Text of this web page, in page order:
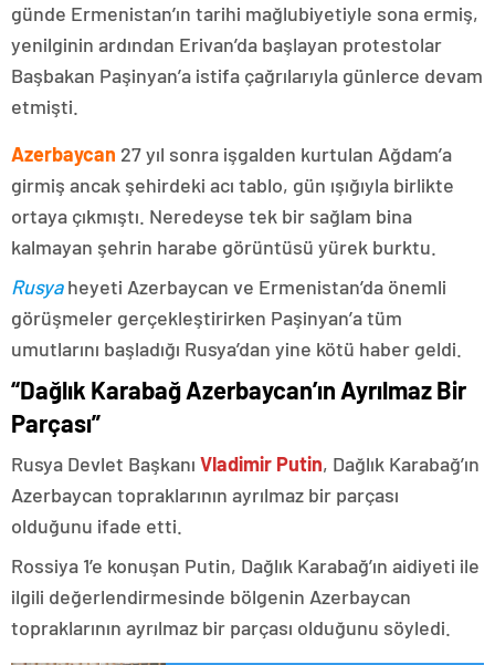
günde Ermenistan’ın tarihi mağlubiyetiyle sona ermiş,
yenilginin ardından Erivan’da başlayan protestolar
Başbakan Paşinyan’a istifa çağrılarıyla günlerce devam
etmişti.
Azerbaycan 27 yıl sonra işgalden kurtulan Ağdam’a
girmiş ancak şehirdeki acı tablo, gün ışığıyla birlikte
ortaya çıkmıştı. Neredeyse tek bir sağlam bina
kalmayan şehrin harabe görüntüsü yürek burktu.
Rusyaheyeti Azerbaycan ve Ermenistan’da önemli
görüşmeler gerçekleştirirken Paşinyan’a tüm
umutlarını başladığı Rusya’dan yine kötü haber geldi.
“Dağlık Karabağ Azerbaycan’ın Ayrılmaz Bir
Parçası”
Rusya Devlet Başkanı Vladimir Putin, Dağlık Karabağ’ın
Azerbaycan topraklarının ayrılmaz bir parçası
olduğunu ifade etti.
Rossiya 1’e konuşan Putin, Dağlık Karabağ’ın aidiyeti ile
ilgili değerlendirmesinde bölgenin Azerbaycan
topraklarının ayrılmaz bir parçası olduğunu söyledi.